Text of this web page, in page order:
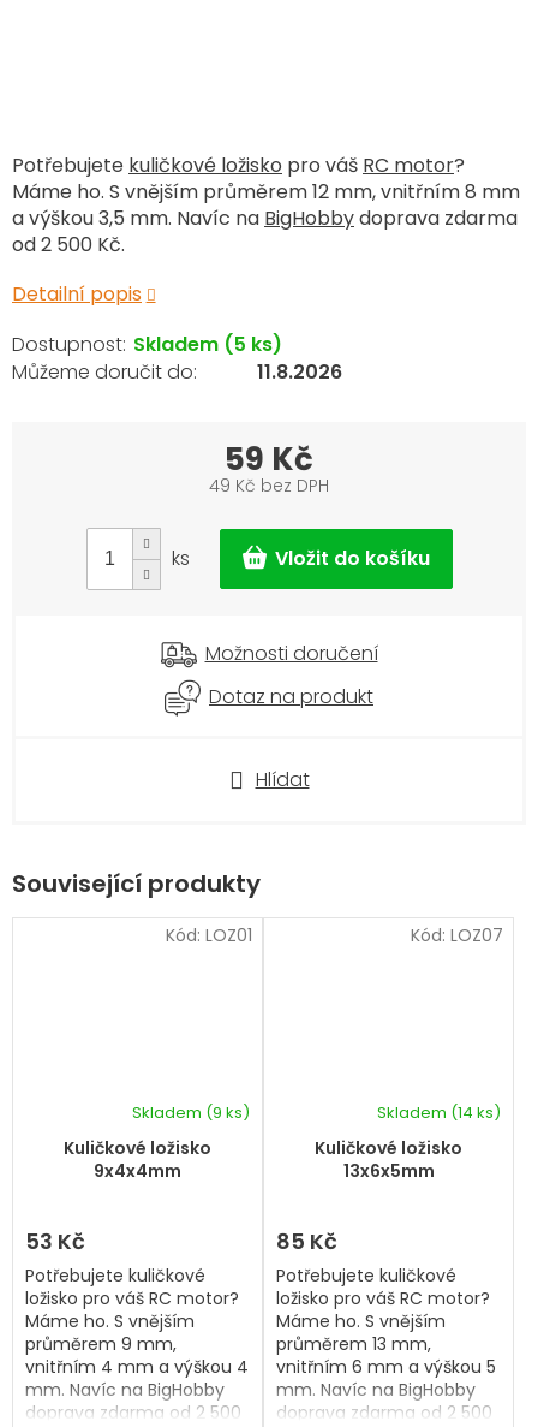
Potřebujete kuličkové ložisko pro váš RC motor?
Máme ho. S vnějším průměrem 12 mm, vnitřním 8 mm
a výškou 3,5 mm. Navíc na BigHobbydoprava zdarma
od 2 500 Kč.
Detailní popis
Hlídat
Skladem (5 ks)
11.8.2026
59 Kč
49 Kč bez DPH
cena:
ks
Možnosti doručení
Dotaz na produkt
Související produkty
Kuličkové ložisko
9x4x4mm
Skladem (9 ks)
53 Kč
Potřebujete kuličkové
ložisko pro váš RC motor?
Máme ho. S vnějším
průměrem 9 mm,
vnitřním 4 mm a výškou 4
mm. Navíc na BigHobby
doprava zdarma od 2 500
Kód: LOZ01
Kuličkové ložisko
13x6x5mm
hodnocení
produktu
z
hvězdiček.
Skladem (14 ks)
85 Kč
Potřebujete kuličkové
ložisko pro váš RC motor?
Máme ho. S vnějším
průměrem 13 mm,
vnitřním 6 mm a výškou 5
mm. Navíc na BigHobby
doprava zdarma od 2 500
Kód: LOZ07